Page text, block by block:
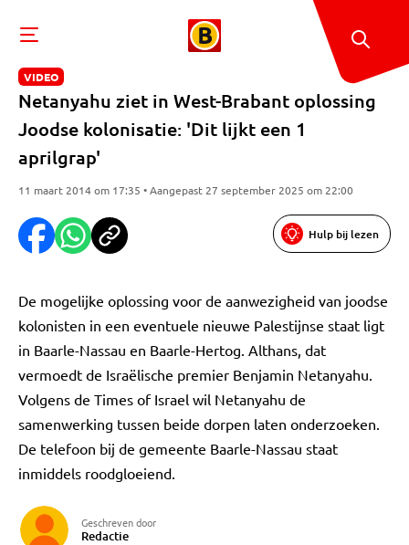
VIDEO
Netanyahu ziet in West-Brabant oplossing
Joodse kolonisatie: 'Dit lijkt een 1
aprilgrap'
11 maart 2014 om 17:35 • Aangepast 27 september 2025 om 22:00
Hulp bij lezen
De mogelijke oplossing voor de aanwezigheid van joodse
kolonisten in een eventuele nieuwe Palestijnse staat ligt
in Baarle-Nassau en Baarle-Hertog. Althans, dat
vermoedt de Israëlische premier Benjamin Netanyahu.
Volgens de Times of Israel wil Netanyahu de
samenwerking tussen beide dorpen laten onderzoeken.
De telefoon bij de gemeente Baarle-Nassau staat
inmiddels roodgloeiend.
Geschreven door
Redactie